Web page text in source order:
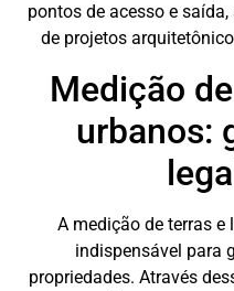
pontos de acesso e
de projetos
Medição
urbanos:
A medição de terras e
indispensável para
propriedades. Através